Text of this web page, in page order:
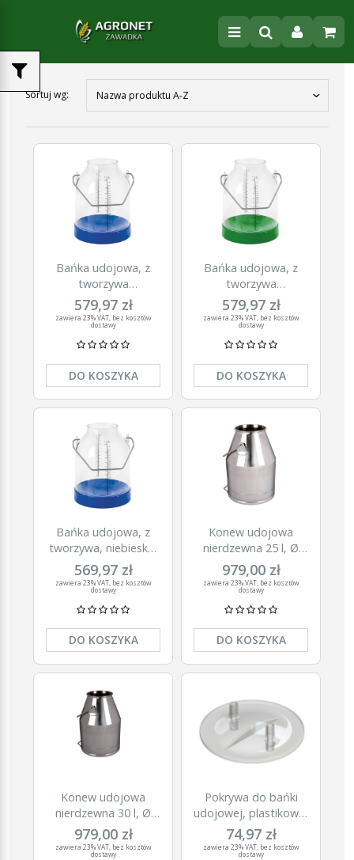
Sortuj wg: Nazwa produktu A-Z
Bańka udojowa, z
tworzywa
sztucznego,
niebieska, 30 l,
uchwyt 117 mm,
Kerbl
579,97 zł
zawiera 23% VAT, bez kosztów
dostawy
DO KOSZYKA
Bańka udojowa, z
tworzywa
sztucznego, zielona,
30 l, uchwyt 117 mm,
Kerbl
579,97 zł
zawiera 23% VAT, bez kosztów
dostawy
DO KOSZYKA
Bańka udojowa, z
tworzywa, niebieska,
30 l, uchwyt 143 mm,
Kerbl
569,97 zł
zawiera 23% VAT, bez kosztów
dostawy
DO KOSZYKA
Konew udojowa
nierdzewna 25 l, Ø
180 mm
979,00 zł
zawiera 23% VAT, bez kosztów
dostawy
DO KOSZYKA
Konew udojowa
nierdzewna 30 l, Ø
180 mm
979,00 zł
zawiera 23% VAT, bez kosztów
dostawy
Pokrywa do bańki
udojowej, plastikowa,
z 2 otworami, 13-17
mm, Kerbl
74,97 zł
zawiera 23% VAT, bez kosztów
dostawy